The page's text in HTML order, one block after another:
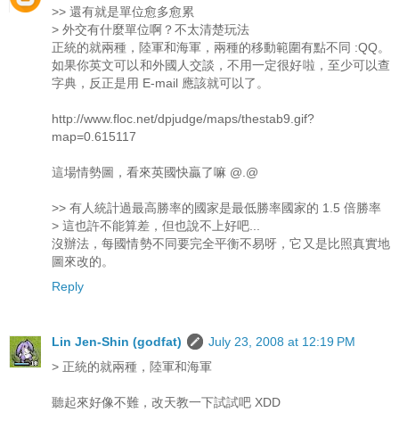
>> 還有就是單位愈多愈累
> 外交有什麼單位啊？不太清楚玩法
正統的就兩種，陸軍和海軍，兩種的移動範圍有點不同 :QQ。
如果你英文可以和外國人交談，不用一定很好啦，至少可以查
字典，反正是用 E-mail 應該就可以了。
http://www.floc.net/dpjudge/maps/thestab9.gif?
map=0.615117
這場情勢圖，看來英國快贏了嘛 @.@
>> 有人統計過最高勝率的國家是最低勝率國家的 1.5 倍勝率
> 這也許不能算差，但也說不上好吧...
沒辦法，每國情勢不同要完全平衡不易呀，它又是比照真實地
圖來改的。
Reply
Lin Jen-Shin (godfat)
July 23, 2008 at 12:19 PM
> 正統的就兩種，陸軍和海軍
聽起來好像不難，改天教一下試試吧 XDD